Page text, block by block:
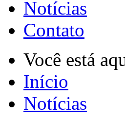
Notícias
Contato
Você está
Início
Notícias